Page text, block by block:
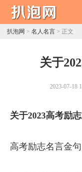
扒泡网 > 名人名言> 正文
关于
2023-07-18
关于2023高考励
高考励志名言金句